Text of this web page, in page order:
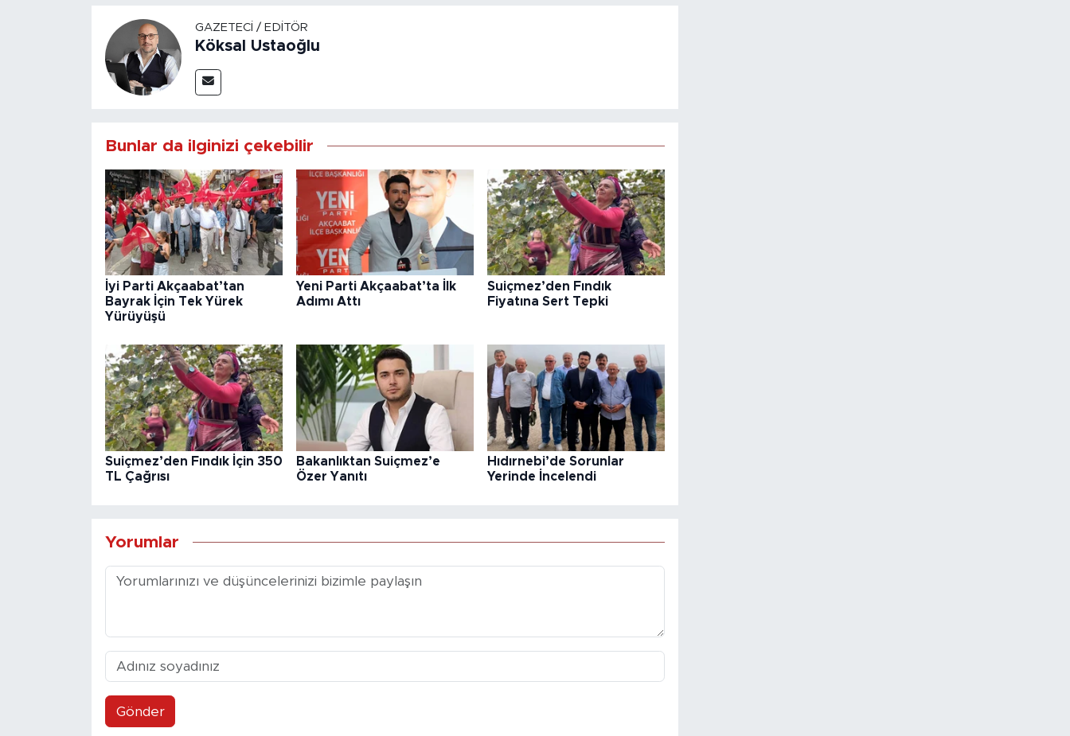
GAZETECI / EDITÖR
Köksal Ustaoğlu
Bunlar da ilginizi çekebilir
İyi Parti Akçaabat’tan
Bayrak İçin Tek Yürek
Yürüyüşü
Yeni Parti Akçaabat’ta İlk
Adımı Attı
Suiçmez’den Fındık
Fiyatına Sert Tepki
Suiçmez’den Fındık İçin 350
TL Çağrısı
Bakanlıktan Suiçmez’e
Özer Yanıtı
Hıdırnebi’de Sorunlar
Yerinde İncelendi
Yorumlar
Gönder